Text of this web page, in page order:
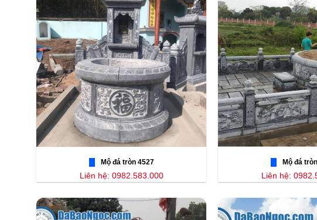
Mộ đá tròn 4527
Liên hệ: 0982.583.000
Mộ đá
Liên hệ: